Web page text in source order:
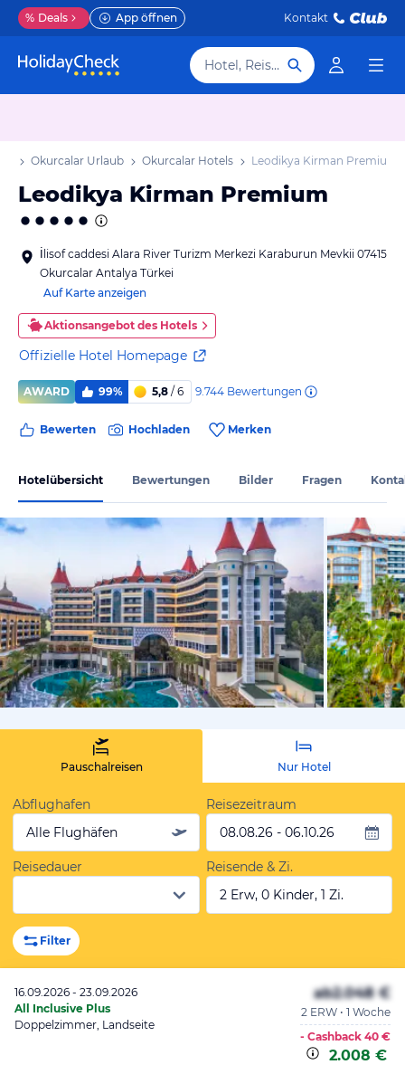
% Deals App öffnen Kontakt
Hotel, Reiseziel
Okurcalar Urlaub Okurcalar Hotels Leodikya Kirman Premium
Leodikya Kirman Premium
İlisof caddesi Alara River Turizm Merkezi Karaburun Mevkii 07415
Okurcalar Antalya Türkei
Auf Karte anzeigen
Aktionsangebot des Hotels
Offizielle Hotel Homepage
AWARD 99% 5,8 / 6 9.744 Bewertungen
Bewerten Hochladen Merken
Hotelübersicht Bewertungen Bilder Fragen
vom
Pauschalreisen Nur Hotel
Abflughafen
Alle Flughäfen
Reisezeitraum
08.08.26 - 06.10.26
Reisedauer
Reisende & Zi.
2 Erw, 0 Kinder, 1 Zi.
Filter
16.09.2026 - 23.09.2026
All Inclusive Plus
Doppelzimmer, Landseite
ab2.048 €
2 ERW • 1 Woche
- Cashback 40 €
2.008 €